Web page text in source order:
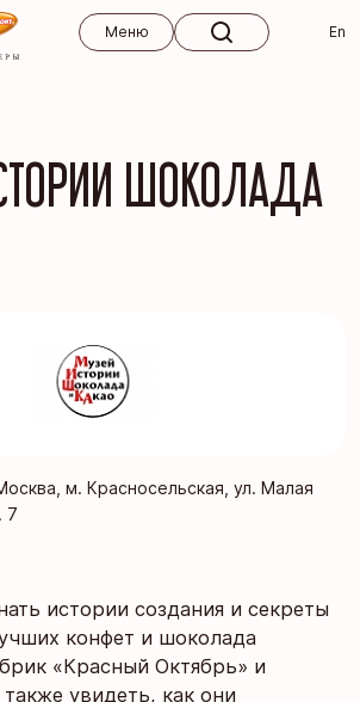
Меню
En
ШОКОЛАДА
м. Красносельская, ул. Малая
7
истории создания и секреты
конфет и шоколада
«Красный Октябрь» и
увидеть, как они